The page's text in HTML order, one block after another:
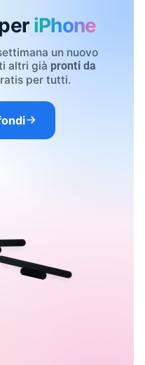
iPhone
un nuovo
altri già pronti da
per tutti.